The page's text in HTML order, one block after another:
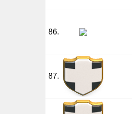
86.
87.